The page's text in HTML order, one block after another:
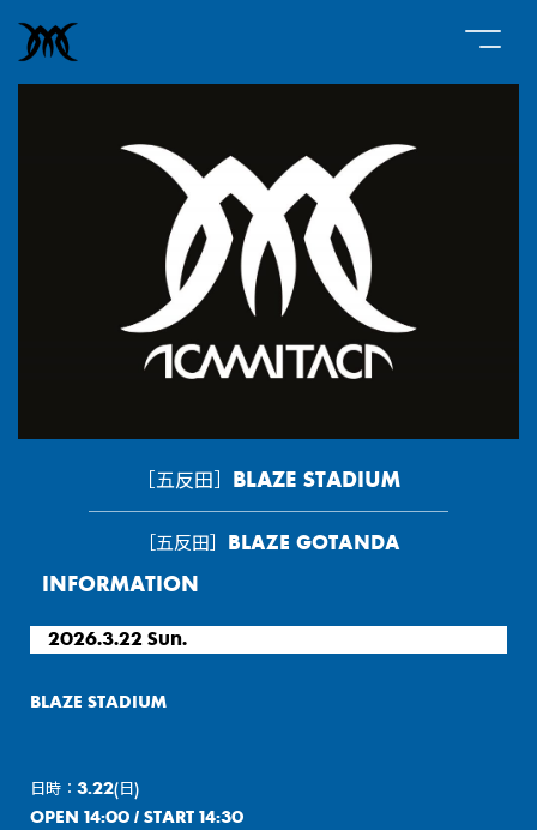
［五反田］BLAZE STADIUM
［五反田］BLAZE GOTANDA
INFORMATION
2026.3.22 Sun.
BLAZE STADIUM
日時：3.22(日)
OPEN 14:00 / START 14:30